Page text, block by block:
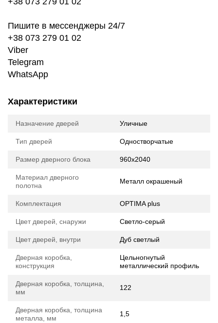
Пишите в мессенджеры 24/7
+38 073 279 01 02
Viber
Telegram
WhatsApp
Характеристики
Назначение дверей Уличные
Тип дверей Одностворчатые
Размер дверного блока 960х2040
Материал дверного
полотна
Металл окрашеный
Комплектация OPTIMA plus
Цвет дверей, снаружи Светло-серый
Цвет дверей, внутри Дуб светлый
Дверная коробка,
конструкция
Цельногнутый
металлический профиль
Дверная коробка, толщина,
мм
122
Дверная коробка, толщина
металла, мм
1,5